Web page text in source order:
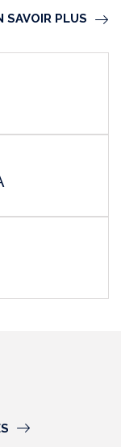
SAVOIR PLUS